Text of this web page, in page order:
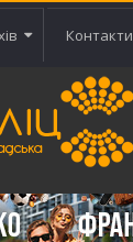
Контакти